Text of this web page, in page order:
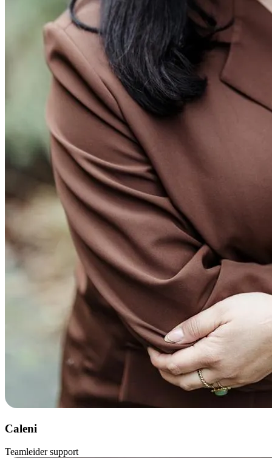
Caleni
Teamleider support